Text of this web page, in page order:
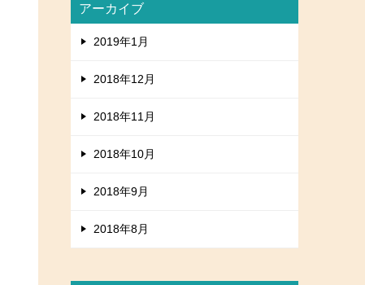
アーカイブ
2019年1月
2018年12月
2018年11月
2018年10月
2018年9月
2018年8月